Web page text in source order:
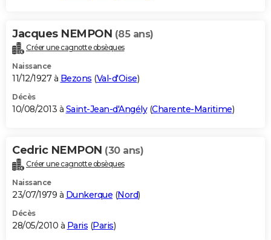
Jacques NEMPON (85 ans)
Créer une cagnotte obsèques
Naissance
11/12/1927 à Bezons (Val-d'Oise)
Décès
10/08/2013 à Saint-Jean-d'Angély(Charente-Maritime)
Cedric NEMPON (30 ans)
Créer une cagnotte obsèques
Naissance
23/07/1979 à Dunkerque (Nord)
Décès
28/05/2010 à Paris (Paris)